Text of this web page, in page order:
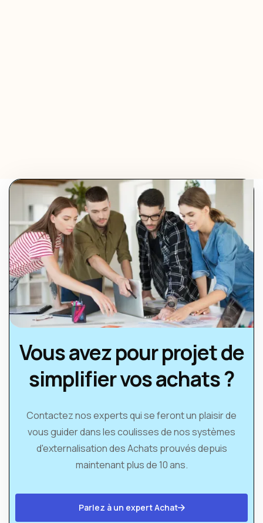
Vous avez pour projet de
simplifier vos achats ?
Contactez nos experts qui se feront un plaisir de
vous guider dans les coulisses de nos systèmes
d'externalisation des Achats prouvés depuis
maintenant plus de 10 ans.
Parlez à un expert Achat